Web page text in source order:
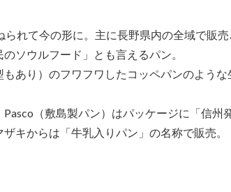
れて今の形に。主に長野県内の全域で販
ソウルフード」とも言えるパン。
あり）のフワフワしたコッペパンのような
（敷島製パン）はパッケージに「信州
キからは「牛乳入りパン」の名称で販売。